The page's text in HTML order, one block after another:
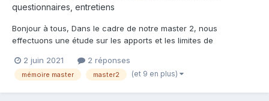
questionnaires, entretiens
Bonjour à tous, Dans le cadre de notre master 2, nous
effectuons une étude sur les apports et les limites de
enseignants du 1er degré, c'est à dire de la classe de petite
section à celle de CM2. Si vous êtes professeur(e) des écoles,
2 juin 2021 2 réponses
mémoire master master2 (et 9 en plus)